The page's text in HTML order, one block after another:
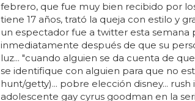
febrero, que fue muy bien recibido por
tiene 17 años, trató la queja con estilo y
un espectador fue a twitter esta semana
inmediatamente después de que su
luz... "cuando alguien se da cuenta de
se identifique con alguien para que no
hunt/getty)... pobre elección disney...
adolescente gay cyrus goodman en la